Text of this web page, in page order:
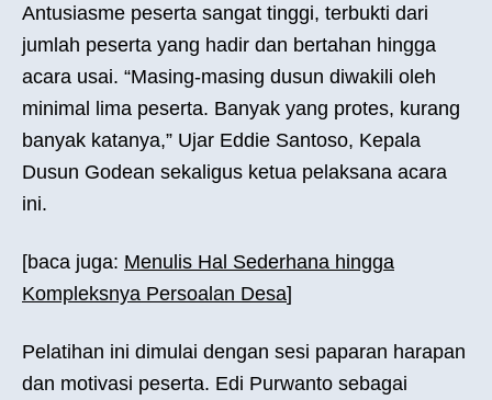
Antusiasme peserta sangat tinggi, terbukti dari
jumlah peserta yang hadir dan bertahan hingga
acara usai. “Masing-masing dusun diwakili oleh
minimal lima peserta. Banyak yang protes, kurang
banyak katanya,” Ujar Eddie Santoso, Kepala
Dusun Godean sekaligus ketua pelaksana acara
ini.
[baca juga: Menulis Hal Sederhana hingga
Kompleksnya Persoalan Desa]
Pelatihan ini dimulai dengan sesi paparan harapan
dan motivasi peserta. Edi Purwanto sebagai